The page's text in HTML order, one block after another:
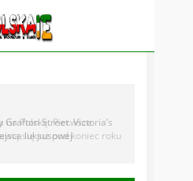
Grafton Street. Victoria’s
luksusowej